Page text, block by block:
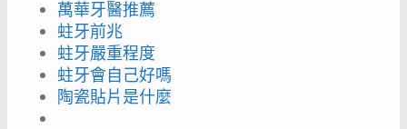
萬華牙醫推薦
蛀牙前兆
蛀牙嚴重程度
蛀牙會自己好嗎
陶瓷貼片是什麼